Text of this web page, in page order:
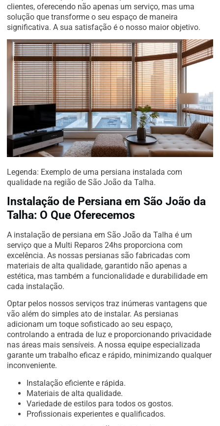
clientes, oferecendo não apenas um serviço, mas uma
solução que transforme o seu espaço de maneira
significativa. A sua satisfação é o nosso maior objetivo.
Legenda: Exemplo de uma persiana instalada com
qualidade na região de São João da Talha.
Instalação de Persiana em São João da
Talha: O Que Oferecemos
A instalação de persiana em São João da Talha é um
serviço que a Multi Reparos 24hs proporciona com
excelência. As nossas persianas são fabricadas com
materiais de alta qualidade, garantido não apenas a
estética, mas também a funcionalidade e durabilidade em
cada instalação.
Optar pelos nossos serviços traz inúmeras vantagens que
vão além do simples ato de instalar. As persianas
adicionam um toque sofisticado ao seu espaço,
controlando a entrada de luz e proporcionando privacidade
nas áreas mais sensíveis. A nossa equipe especializada
garante um trabalho eficaz e rápido, minimizando qualquer
inconveniente.
Instalação eficiente e rápida.
Materiais de alta qualidade.
Variedade de estilos para todos os gostos.
Profissionais experientes e qualificados.